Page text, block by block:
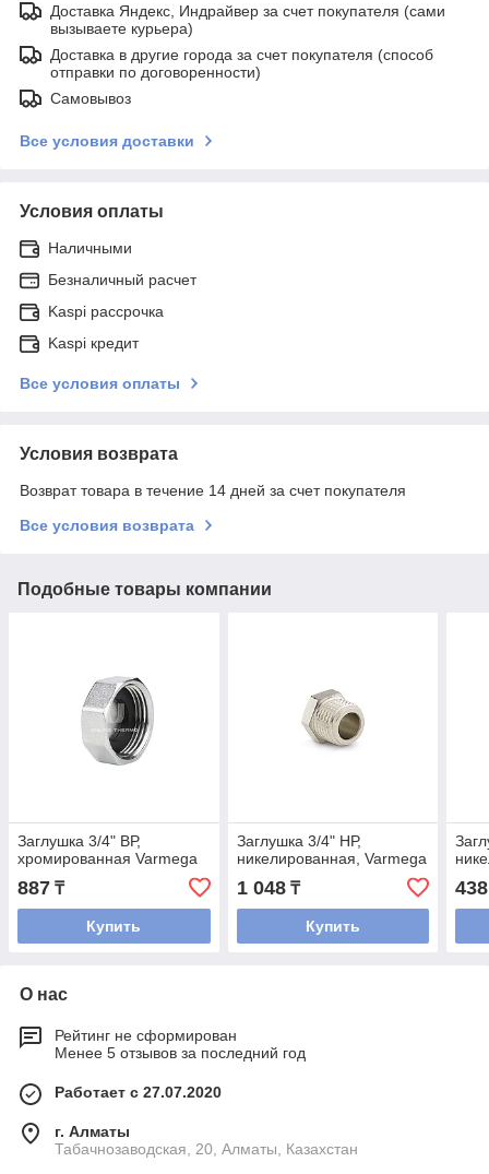
Доставка Яндекс, Индрайвер за счет покупателя (сами
вызываете курьера)
Доставка в другие города за счет покупателя (способ
отправки по договоренности)
Самовывоз
Все условия доставки
Условия оплаты
Наличными
Безналичный расчет
Kaspi рассрочка
Kaspi кредит
Все условия оплаты
Условия возврата
Возврат товара в течение 14 дней за счет покупателя
Все условия возврата
Подобные товары компании
Заглушка 3/4" ВР,
хромированная Varmega
887 ₸
Купить
Заглушка 3/4" НР,
никелированная, Varmega
1 048₸
Купить
438
О нас
Рейтинг не сформирован
Менее 5 отзывов за последний год
Работает с 27.07.2020
г. Алматы
Табачнозаводская, 20, Алматы, Казахстан